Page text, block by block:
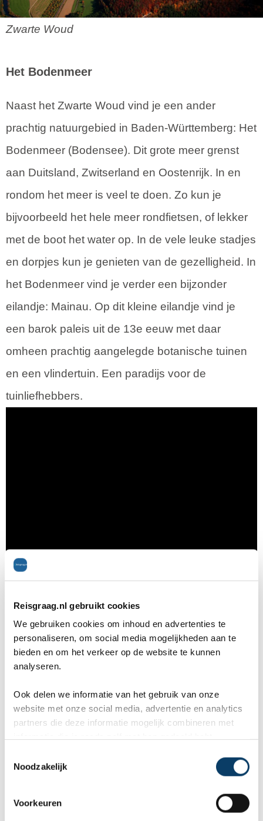
Reisgraag.nl gebruikt cookies
We gebruiken cookies om inhoud en advertenties te
personaliseren, om social media mogelijkheden aan te
bieden en om het verkeer op de website te kunnen
analyseren.
Ook delen we informatie van het gebruik van onze
website met onze social media, advertentie en analytics
partners die deze informatie mogelijk combineren met
Noodzakelijk
Voorkeuren
Zwarte Woud
Het Bodenmeer
Naast het Zwarte Woud vind je een ander
prachtig natuurgebied in Baden-Württemberg: Het
Bodenmeer (Bodensee). Dit grote meer grenst
aan Duitsland, Zwitserland en Oostenrijk. In en
rondom het meer is veel te doen. Zo kun je
bijvoorbeeld het hele meer rondfietsen, of lekker
met de boot het water op. In de vele leuke stadjes
en dorpjes kun je genieten van de gezelligheid. In
het Bodenmeer vind je verder een bijzonder
eilandje: Mainau. Op dit kleine eilandje vind je
een barok paleis uit de 13e eeuw met daar
omheen prachtig aangelegde botanische tuinen
en een vlindertuin. Een paradijs voor de
tuinliefhebbers.
Tevens is er in 2011 een bijzonder werelderfgoed
plaatsen in het meer vind je namelijk de restanten
van paalwoningen uit de prehistorie. Deze
wereld. In het Pfahlbau Museum kun je hier alles
over leren. De paalwoningen zijn nagebouwd